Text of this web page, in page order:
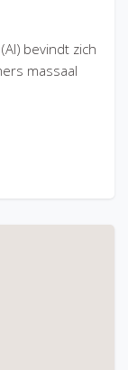
bevindt zich
massaal